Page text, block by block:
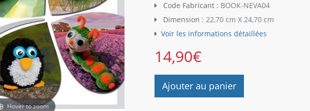
Hover to zoom
Code Fabricant : BOOK-NEVA04
Dimension : 22,70 cm X 24,70 cm
Voir les informations détaillées
14,90€
Ajouter au panier